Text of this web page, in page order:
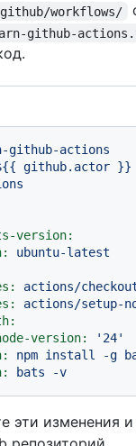
workflows/
github-
github-actions
github.actor }}
version:
ubuntu-latest
actions/
actions/setup-
version:
'24'
npm install -g
bats -v
эти изменения